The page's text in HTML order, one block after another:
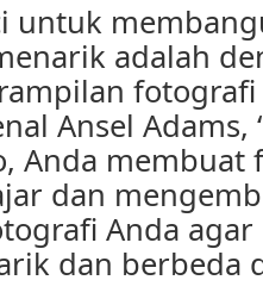
untuk
adalah
Ansel Adams,
Anda membuat
dan
Anda
dan berbeda